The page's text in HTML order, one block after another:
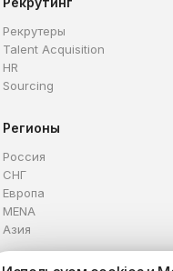
Рекрутеры
Talent Acquisition
HR
Sourcing
Регионы
Россия
СНГ
Европа
MENA
Азия